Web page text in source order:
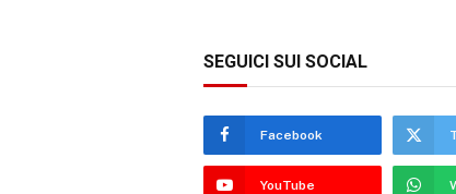
SEGUICI SUI SOCIAL
Facebook
YouTube